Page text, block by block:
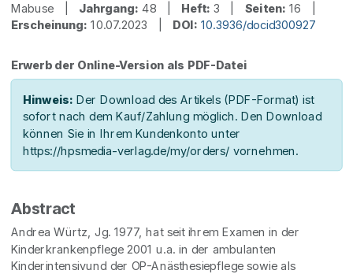
Mabuse | Jahrgang: 48 | Heft: 3 | Seiten: 16 |
Erscheinung: 10.07.2023 | DOI: 10.3936/docid300927
Erwerb der Online-Version als PDF-Datei
Hinweis: Der Download des Artikels (PDF-Format) ist
sofort nach dem Kauf/Zahlung möglich. Den Download
können Sie in Ihrem Kundenkonto unter
https://hpsmedia-verlag.de/my/orders/ vornehmen.
Abstract
Andrea Würtz, Jg. 1977, hat seit ihrem Examen in der
Kinderkrankenpflege 2001 u.a. in der ambulanten
Kinderintensivund der OP-Anästhesiepflege sowie als